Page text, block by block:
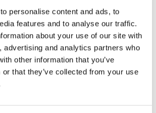
personalise content and ads, to
features and to analyse our traffic.
about your use of our site with
advertising and analytics partners who
other information that you’ve
or that they’ve collected from your use